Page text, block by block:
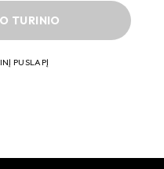
TURINIO
PUSLAPĮ